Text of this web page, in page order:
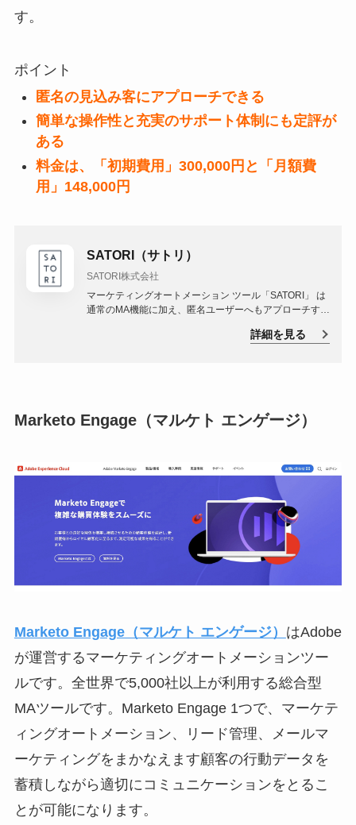
す。
ポイント
匿名の見込み客にアプローチできる
簡単な操作性と充実のサポート体制にも定評が
ある
料金は、「初期費用」300,000円と「月額費
用」148,000円
SATORI（サトリ）
SATORI株式会社
マーケティングオートメーション ツール「SATORI」 は
通常のMA機能に加え、匿名ユーザーへもアプローチする
ドジェネレーションに強いサービスです。詳細を見る
Marketo Engage（マルケト エンゲージ）
Marketo Engage（マルケト エンゲージ） はAdobe
が運営するマーケティングオートメーションツー
ルです。全世界で5,000社以上が利用する総合型
MAツールです。Marketo Engage 1つで、マーケテ
ィングオートメーション、リード管理、メールマ
ーケティングをまかなえます顧客の行動データを
蓄積しながら適切にコミュニケーションをとるこ
とが可能になります。